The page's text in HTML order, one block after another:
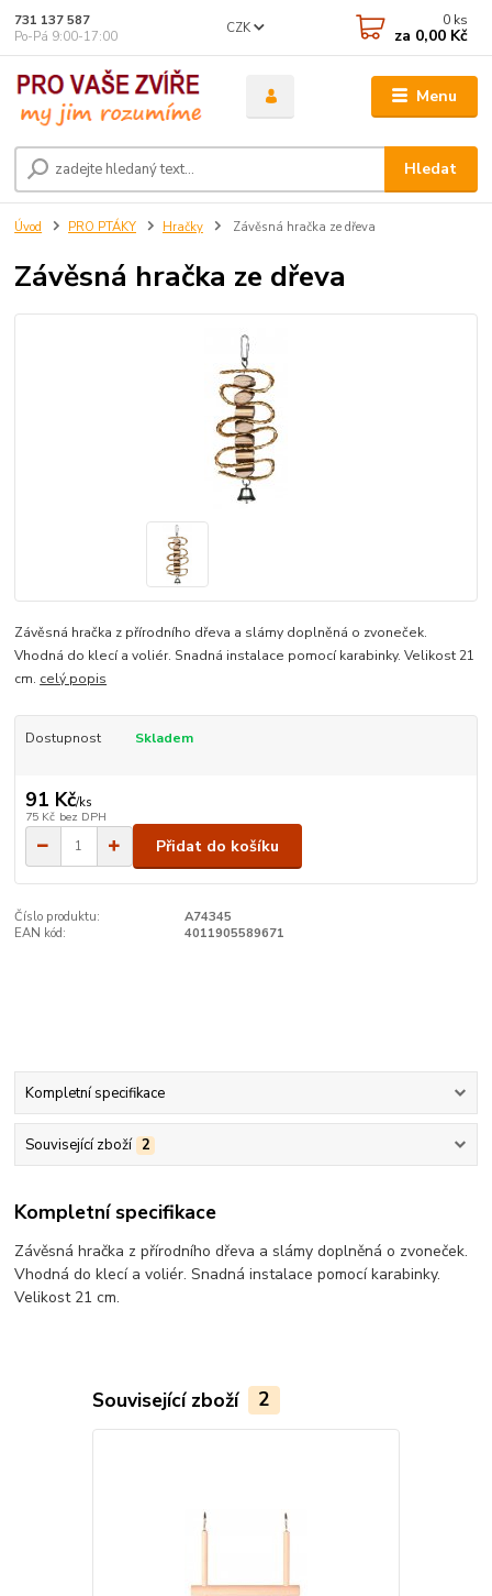
Menu
CZK
Hledat
731 137 587
Po-Pá 9:00-17:00
0 ks
za 0,00 Kč
Úvod PRO PTÁKY Hračky Závěsná hračka ze dřeva
Závěsná hračka ze dřeva
Závěsná hračka z přírodního dřeva a slámy doplněná o zvoneček.
Vhodná do klecí a voliér. Snadná instalace pomocí karabinky. Velikost 21
cm. celý popis
Dostupnost Skladem
91 Kč/ks
75 Kč bez DPH
Přidat do košíku
Číslo produktu:
A74345
EAN kód:
4011905589671
Kompletní specifikace
Související zboží 2
Kompletní specifikace
Závěsná hračka z přírodního dřeva a slámy doplněná o zvoneček.
Vhodná do klecí a voliér. Snadná instalace pomocí karabinky.
Velikost 21 cm.
Související zboží 2